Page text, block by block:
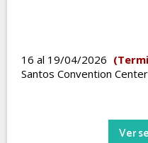
16 al 19/04/2026
Santos Convention Center
Ver